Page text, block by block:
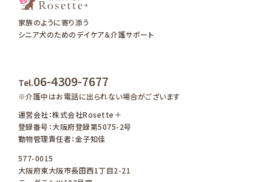
家族のように寄り添う
シニア犬のためのデイケア＆介護サポート
Tel.06-4309-7677
※介護中はお電話に出られない場合がございます
運営会社：株式会社Rosette＋
登録番号：大阪府登録第5075-2号
動物管理責任者：金子知佳
577-0015
大阪府東大阪市長田西1丁目2-21